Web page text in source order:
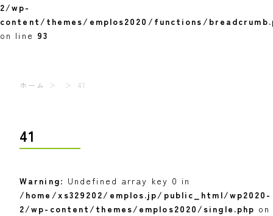
2/wp-
content/themes/emplos2020/functions/
on line 93
ホーム 41
41
Warning: Undefined array key 0 in
/home/xs329202/emplos.jp/public_html/wp2020-
2/wp-content/themes/emplos2020/single.php on